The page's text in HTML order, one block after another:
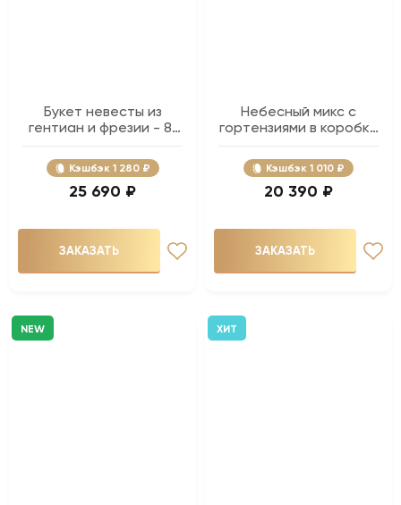
Букет невесты из
гентиан и фрезии - 81
шт.
Кэшбэк 1 280 ₽
25 690 ₽
ЗАКАЗАТЬ
Небесный микс с
гортензиями в коробке
- 51 шт.
Кэшбэк 1 010 ₽
20 390 ₽
ЗАКАЗАТЬ
NEW ХИТ